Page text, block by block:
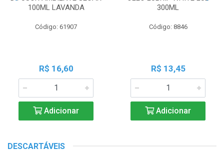
100ML LAVANDA
Código: 61907
R$ 16,60
Adicionar
300ML
Código: 8846
R$ 13,45
Adicionar
DESCARTÁVEIS